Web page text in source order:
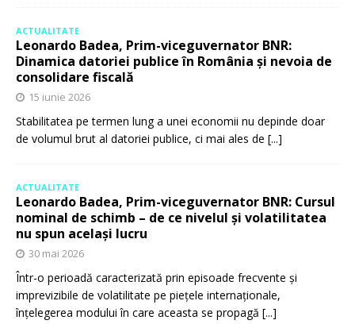
ACTUALITATE
Leonardo Badea, Prim-viceguvernator BNR:
Dinamica datoriei publice în România și nevoia de
consolidare fiscală
15 iunie 2026
Stabilitatea pe termen lung a unei economii nu depinde doar
de volumul brut al datoriei publice, ci mai ales de [...]
ACTUALITATE
Leonardo Badea, Prim-viceguvernator BNR: Cursul
nominal de schimb – de ce nivelul și volatilitatea
nu spun același lucru
30 mai 2026
Într-o perioadă caracterizată prin episoade frecvente și
imprevizibile de volatilitate pe piețele internaționale,
înțelegerea modului în care aceasta se propagă [...]